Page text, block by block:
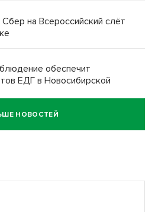
на Всероссийский слёт
обеспечит
ЕДГ в Новосибирской
объявляет
НОВОСТЕЙ